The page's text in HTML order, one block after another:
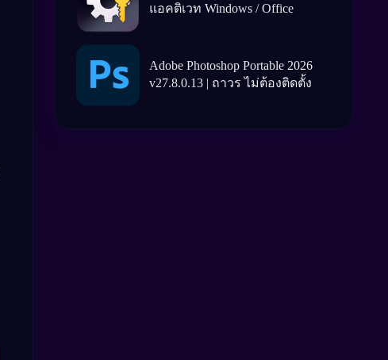
แอคติเวท Windows / Office
Adobe Photoshop Portable 2026
v27.8.0.13 | ถาวร ไม่ต้องติดตั้ง